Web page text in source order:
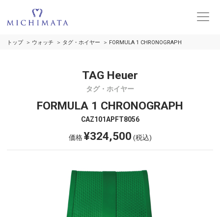
トップ ウォッチ タグ・ホイヤー FORMULA 1 CHRONOGRAPH
TAG Heuer
タグ・ホイヤー
FORMULA 1 CHRONOGRAPH
CAZ101APFT8056
価格¥324,500 (税込)